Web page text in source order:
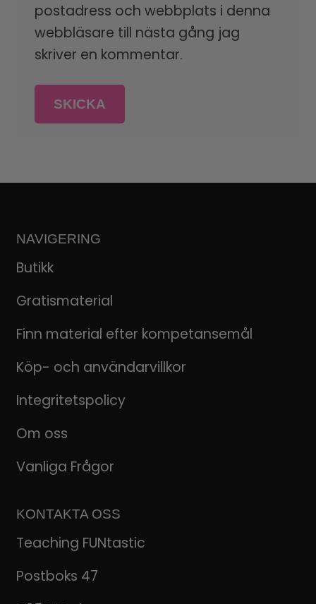
postadress och webbplats i denna
webbläsare till nästa gång jag
skriver en kommentar.
NAVIGERING
Butikk
Gratismaterial
Finn material efter kompetansemål
Köp- och användarvillkor
Integritetspolicy
Om oss
Vanliga Frågor
KONTAKTA OSS
Teaching FUNtastic
Postboks 47